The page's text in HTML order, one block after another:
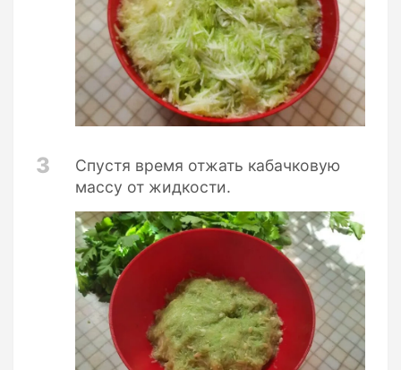
3
Спустя время отжать кабачковую
массу от жидкости.